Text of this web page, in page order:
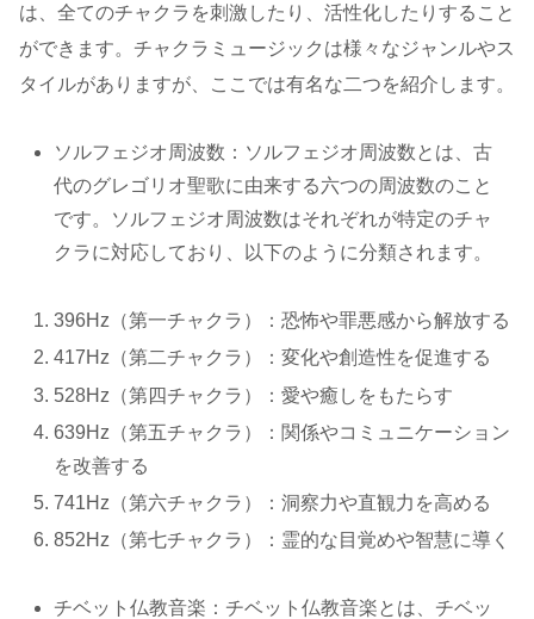
は、全てのチャクラを刺激したり、活性化したりすること
ができます。チャクラミュージックは様々なジャンルやス
タイルがありますが、ここでは有名な二つを紹介します。
ソルフェジオ周波数：ソルフェジオ周波数とは、古
代のグレゴリオ聖歌に由来する六つの周波数のこと
です。ソルフェジオ周波数はそれぞれが特定のチャ
クラに対応しており、以下のように分類されます。
396Hz（第一チャクラ）：恐怖や罪悪感から解放する
417Hz（第二チャクラ）：変化や創造性を促進する
528Hz（第四チャクラ）：愛や癒しをもたらす
639Hz（第五チャクラ）：関係やコミュニケーション
を改善する
741Hz（第六チャクラ）：洞察力や直観力を高める
852Hz（第七チャクラ）：霊的な目覚めや智慧に導く
チベット仏教音楽：チベット仏教音楽とは、チベッ